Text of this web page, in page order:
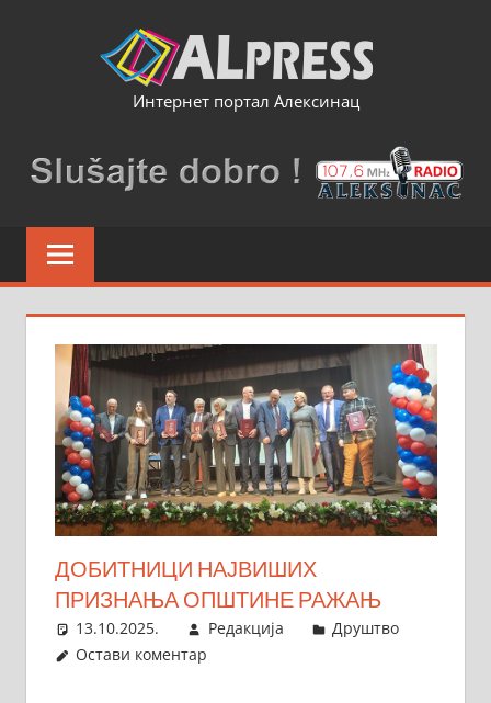
Интернет портал Алексинац
ДОБИТНИЦИ НАЈВИШИХ
ПРИЗНАЊА ОПШТИНЕ РАЖАЊ
13.10.2025. Редакција
Друштво
Остави коментар